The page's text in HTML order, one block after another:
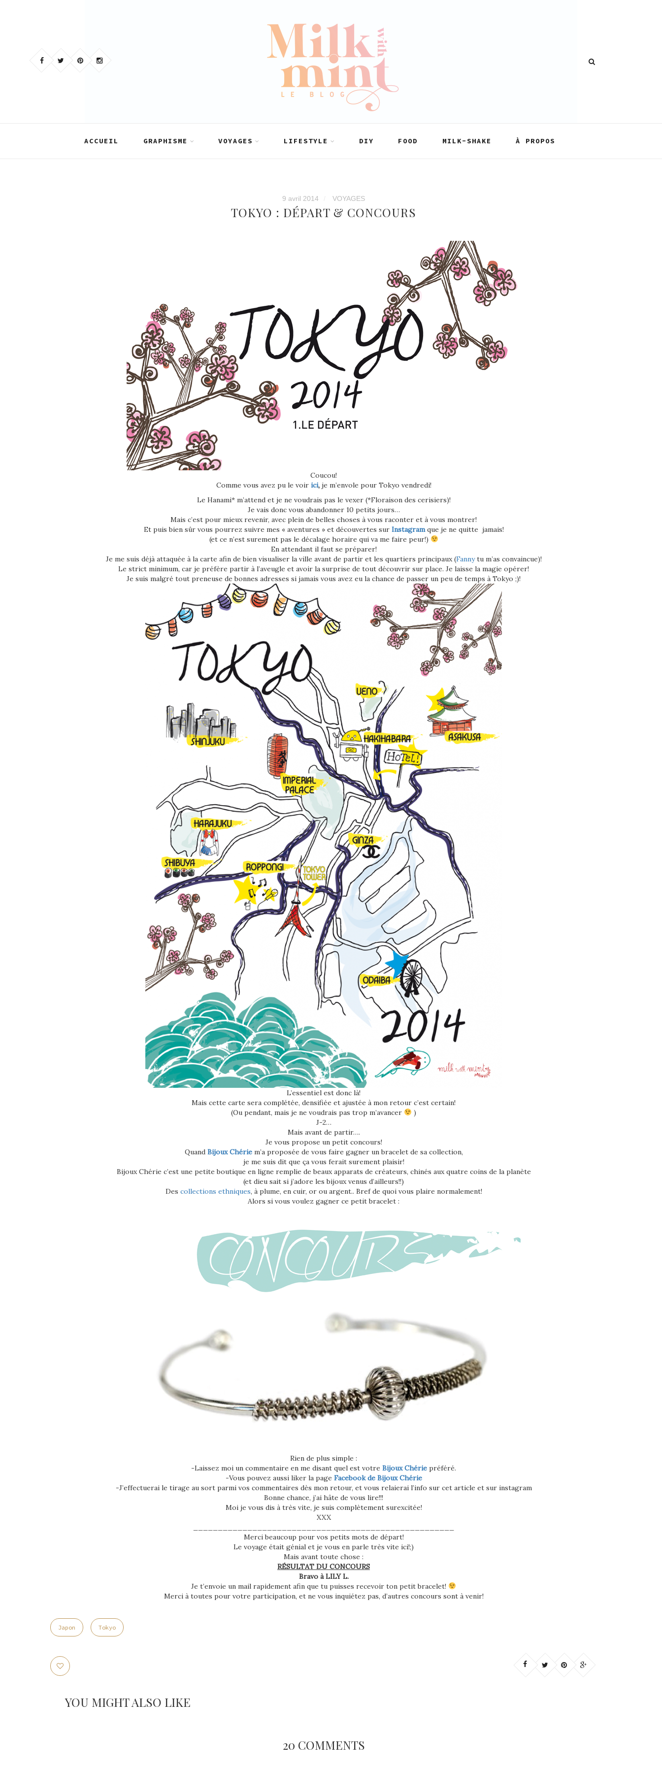
ACCUEIL GRAPHISME VOYAGES LIFESTYLE DIY FOOD MILK-SHAKE À PROPOS
9 avril 2014 VOYAGES
TOKYO : DÉPART & CONCOURS
Coucou!
Comme vous avez pu le voirici,je m’envole pour Tokyo vendredi!
Le Hanami* m’attend et je ne voudrais pas le vexer (*Floraison des cerisiers)!
Je vais donc vous abandonner 10 petits jours…
Mais c’est pour mieux revenir, avec plein de belles choses à vous raconter et à vous montrer!
Et puis bien sûr vous pourrez suivre mes « aventures » et découvertes sur Instagramque je ne quitte jamais!
(et ce n’est surement pas le décalage horaire qui va me faire peur!)
En attendant il faut se préparer!
Je me suis déjà attaquée à la carte afin de bien visualiser la ville avant de partir et les quartiers principaux (Fannytu m’as convaincue)!
Le strict minimum, car je préfère partir à l’aveugle et avoir la surprise de tout découvrir sur place. Je laisse la magie opérer!
Je suis malgré tout preneuse de bonnes adresses si jamais vous avez eu la chance de passer un peu de temps à Tokyo ;)!
L’essentiel est donc là!
Mais cette carte sera complétée, densifiée et ajustée à mon retour c’est certain!
(Ou pendant, mais je ne voudrais pas trop m’avancer
)
J-2…
Mais avant de partir….
Je vous propose un petit concours!
Quand Bijoux Chériem’a proposée de vous faire gagner un bracelet de sa collection,
je me suis dit que ça vous ferait surement plaisir!
Bijoux Chérie c’est une petite boutique en ligne remplie de beaux apparats de créateurs, chinés aux quatre coins de la planète
(et dieu sait si j’adore les bijoux venus d’ailleurs!!)
Des collections ethniques, à plume, en cuir, or ou argent.. Bref de quoi vous plaire normalement!
Alors si vous voulez gagner ce petit bracelet :
Rien de plus simple :
-Laissez moi un commentaire en me disant quel est votre Bijoux Chérie préféré.
-Vous pouvez aussi liker la page Facebook de Bijoux Chérie
-J’effectuerai le tirage au sort parmi vos commentaires dès mon retour, et vous relaierai l’info sur cet article et sur instagram
Bonne chance, j’ai hâte de vous lire!!!
Moi je vous dis à très vite, je suis complètement surexcitée!
XXX
Merci beaucoup pour vos petits mots de départ!
Le voyage était génial et je vous en parle très vite ici!;)
Mais avant toute chose :
RÉSULTAT DU CONCOURS
Bravo à LILY L.
Je t’envoie un mail rapidement afin que tu puisses recevoir ton petit bracelet!
Merci à toutes pour votre participation, et ne vous inquiétez pas, d’autres concours sont à venir!
Japon Tokyo
YOU MIGHT ALSO LIKE
20 COMMENTS